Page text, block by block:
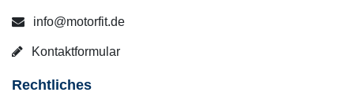
info@motorfit.de
Kontaktformular
Rechtliches